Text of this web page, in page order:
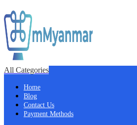
All Categories
Home
Blog
Contact Us
Payment Methods